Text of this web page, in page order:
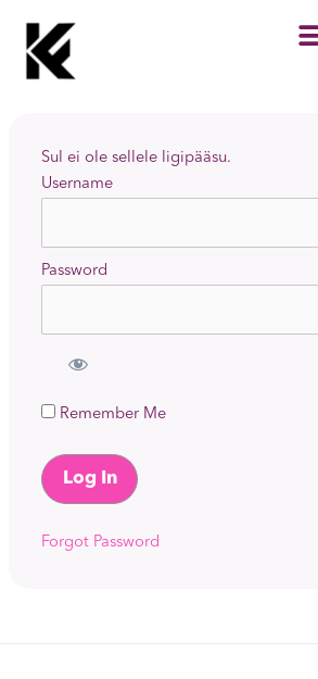
content
Sul ei ole sellele ligipääsu.
Username
Password
Remember Me
Forgot Password